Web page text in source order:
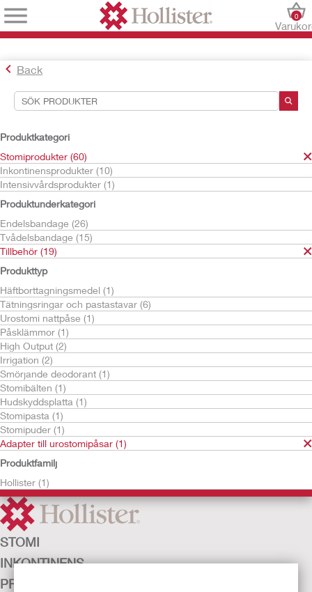
0
Back
Produktkategori
Stomiprodukter (60)
Inkontinensprodukter (10)
Intensivvårdsprodukter (1)
Produktunderkategori
Endelsbandage (26)
Tvådelsbandage (15)
Tillbehör (19)
Produkttyp
Häftborttagningsmedel (1)
Tätningsringar och pastastavar (6)
Urostomi nattpåse (1)
Påsklämmor (1)
High Output (2)
Irrigation (2)
Smörjande deodorant (1)
Stomibälten (1)
Hudskyddsplatta (1)
Stomipasta (1)
Stomipuder (1)
Adapter till urostomipåsar (1)
Produktfamilj
Hollister (1)
Sökverktyg
Dina val:
Stomiprodukter
Tillbehör
Adapter till urostomipåsar
Ditt val matchade
resultat
Sortera efter:
Prova gratis
Adapter till
urostomipåsar
STOMI
INKONTINENS
PRODUKTER